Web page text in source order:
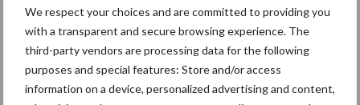
We respect your choices and are committed to providing you
with a transparent and secure browsing experience. The
third-party vendors are processing data for the following
purposes and special features: Store and/or access
information on a device, personalized advertising and content,
Toon meer